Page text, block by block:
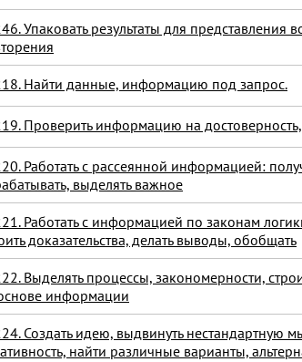
Упаковать результаты для представления
Найти данные, информацию под запрос.
Проверить информацию на достоверность,
Работать с рассеянной информацией:
выделять важное
Работать с информацией по законам
доказательства, делать выводы, обобщать
Выделять процессы, закономерности,
информации
Создать идею, выдвинуть нестандартную
найти различные варианты,